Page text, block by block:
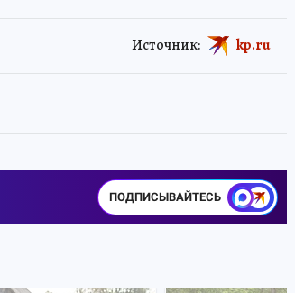
Источник: kp.ru
ПОДПИСЫВАЙТЕСЬ